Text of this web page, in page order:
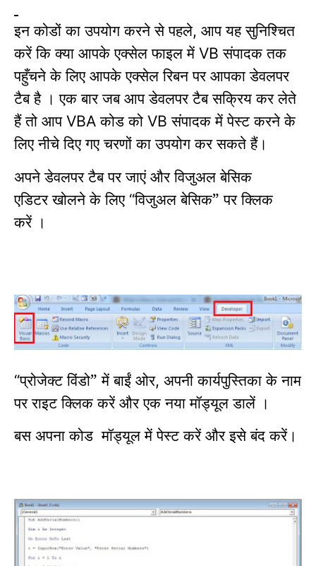
इन कोडों का उपयोग करने से पहले, आप यह सुनिश्चित
करें कि क्या आपके एक्सेल फाइल में VBसंपादक तक
पहुँचने के लिए आपके एक्सेल रिबन पर आपका डेवलपर
टैब है । एक बार जब आप डेवलपर टैब सक्रिय कर लेते
हैं तो आपVBAकोड को VBसंपादक में पेस्ट करने के
लिए नीचे दिए गए चरणों का उपयोग कर सकते हैं।
अपने डेवलपर टैब पर जाएं और विजुअल बेसिक
एडिटर खोलने के लिए“विजुअल बेसिक” पर क्लिक
करें ।
“प्रोजेक्ट विंडो” में बाईं ओर, अपनी कार्यपुस्तिका के नाम
पर राइट क्लिक करें और एक नया मॉड्यूल डालें ।
बस अपना कोड मॉड्यूल में पेस्ट करें और इसे बंद करें।